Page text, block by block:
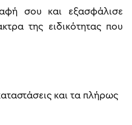
σου και εξασφάλισε
της ειδικότητας που
και τα πλήρως